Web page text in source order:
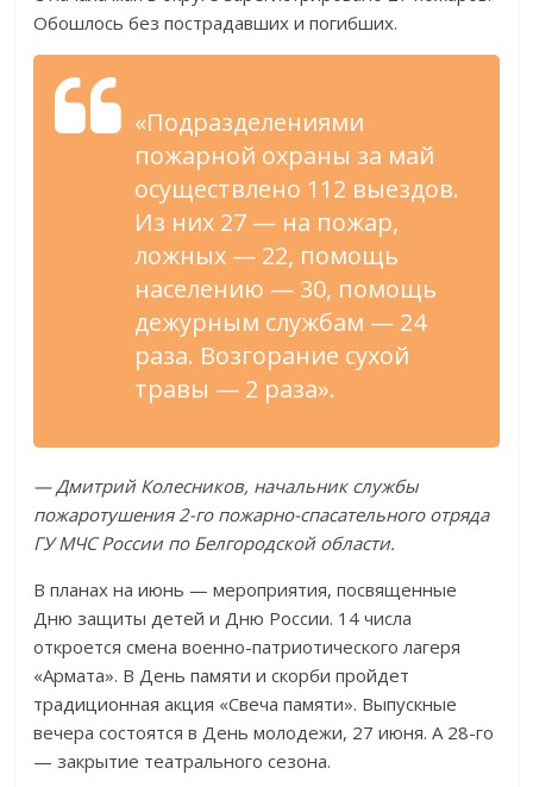
Обошлось без пострадавших и погибших.
«Подразделениями
пожарной охраны за май
осуществлено 112 выездов.
Из них 27 — на пожар,
ложных — 22, помощь
населению — 30, помощь
дежурным службам — 24
раза. Возгорание сухой
травы — 2 раза».
— Дмитрий Колесников, начальник службы
пожаротушения 2-го пожарно-спасательного отряда
ГУ МЧС России по Белгородской области.
В планах на июнь — мероприятия, посвященные
Дню защиты детей и Дню России. 14 числа
откроется смена военно-патриотического лагеря
«Армата». В День памяти и скорби пройдет
традиционная акция «Свеча памяти». Выпускные
вечера состоятся в День молодежи, 27 июня. А 28-го
— закрытие театрального сезона.